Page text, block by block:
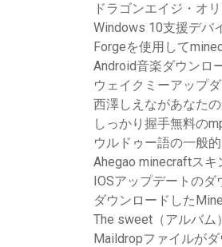
ドラゴンエイジ・オ
Windows 10支援デバ
Forgeを使用して
Android音楽ダウンロ
ウェイクミーアップ
西澤しえながあなた
しっかり握手無料の
ウルドゥー語の一般
Ahegao minecraftスキ
IOSアップデートの
ダウンロードした
The sweet（アルバム
Maildropファイルが